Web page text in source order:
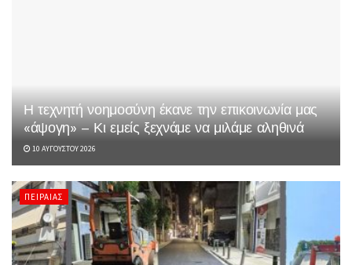
Η τεχνητή νοημοσύνη έκανε την επικοινωνία μας
«άψογη» – Κι εμείς ξεχνάμε να μιλάμε αληθινά
10 ΑΥΓΟΎΣΤΟΥ 2026
ΠΕΙΡΑΙΆΣ